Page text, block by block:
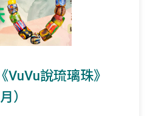
VuVu說琉璃珠》
）